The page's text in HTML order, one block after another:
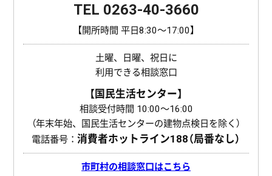
TEL 0263-40-3660
【開所時間 平日8:30〜17:00】
土曜、日曜、祝日に
利用できる相談窓口
【国民生活センター】
相談受付時間 10:00〜16:00
（年末年始、国民生活センターの建物点検日を除く）
電話番号： 消費者ホットライン188（局番なし）
市町村の相談窓口はこちら